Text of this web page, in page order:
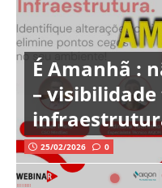
É Amanhã :
–
25/02/2026 0